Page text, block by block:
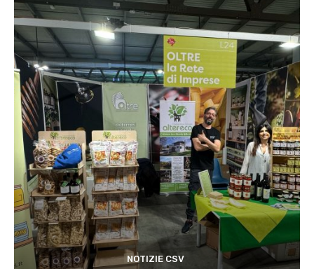
NOTIZIE CSV